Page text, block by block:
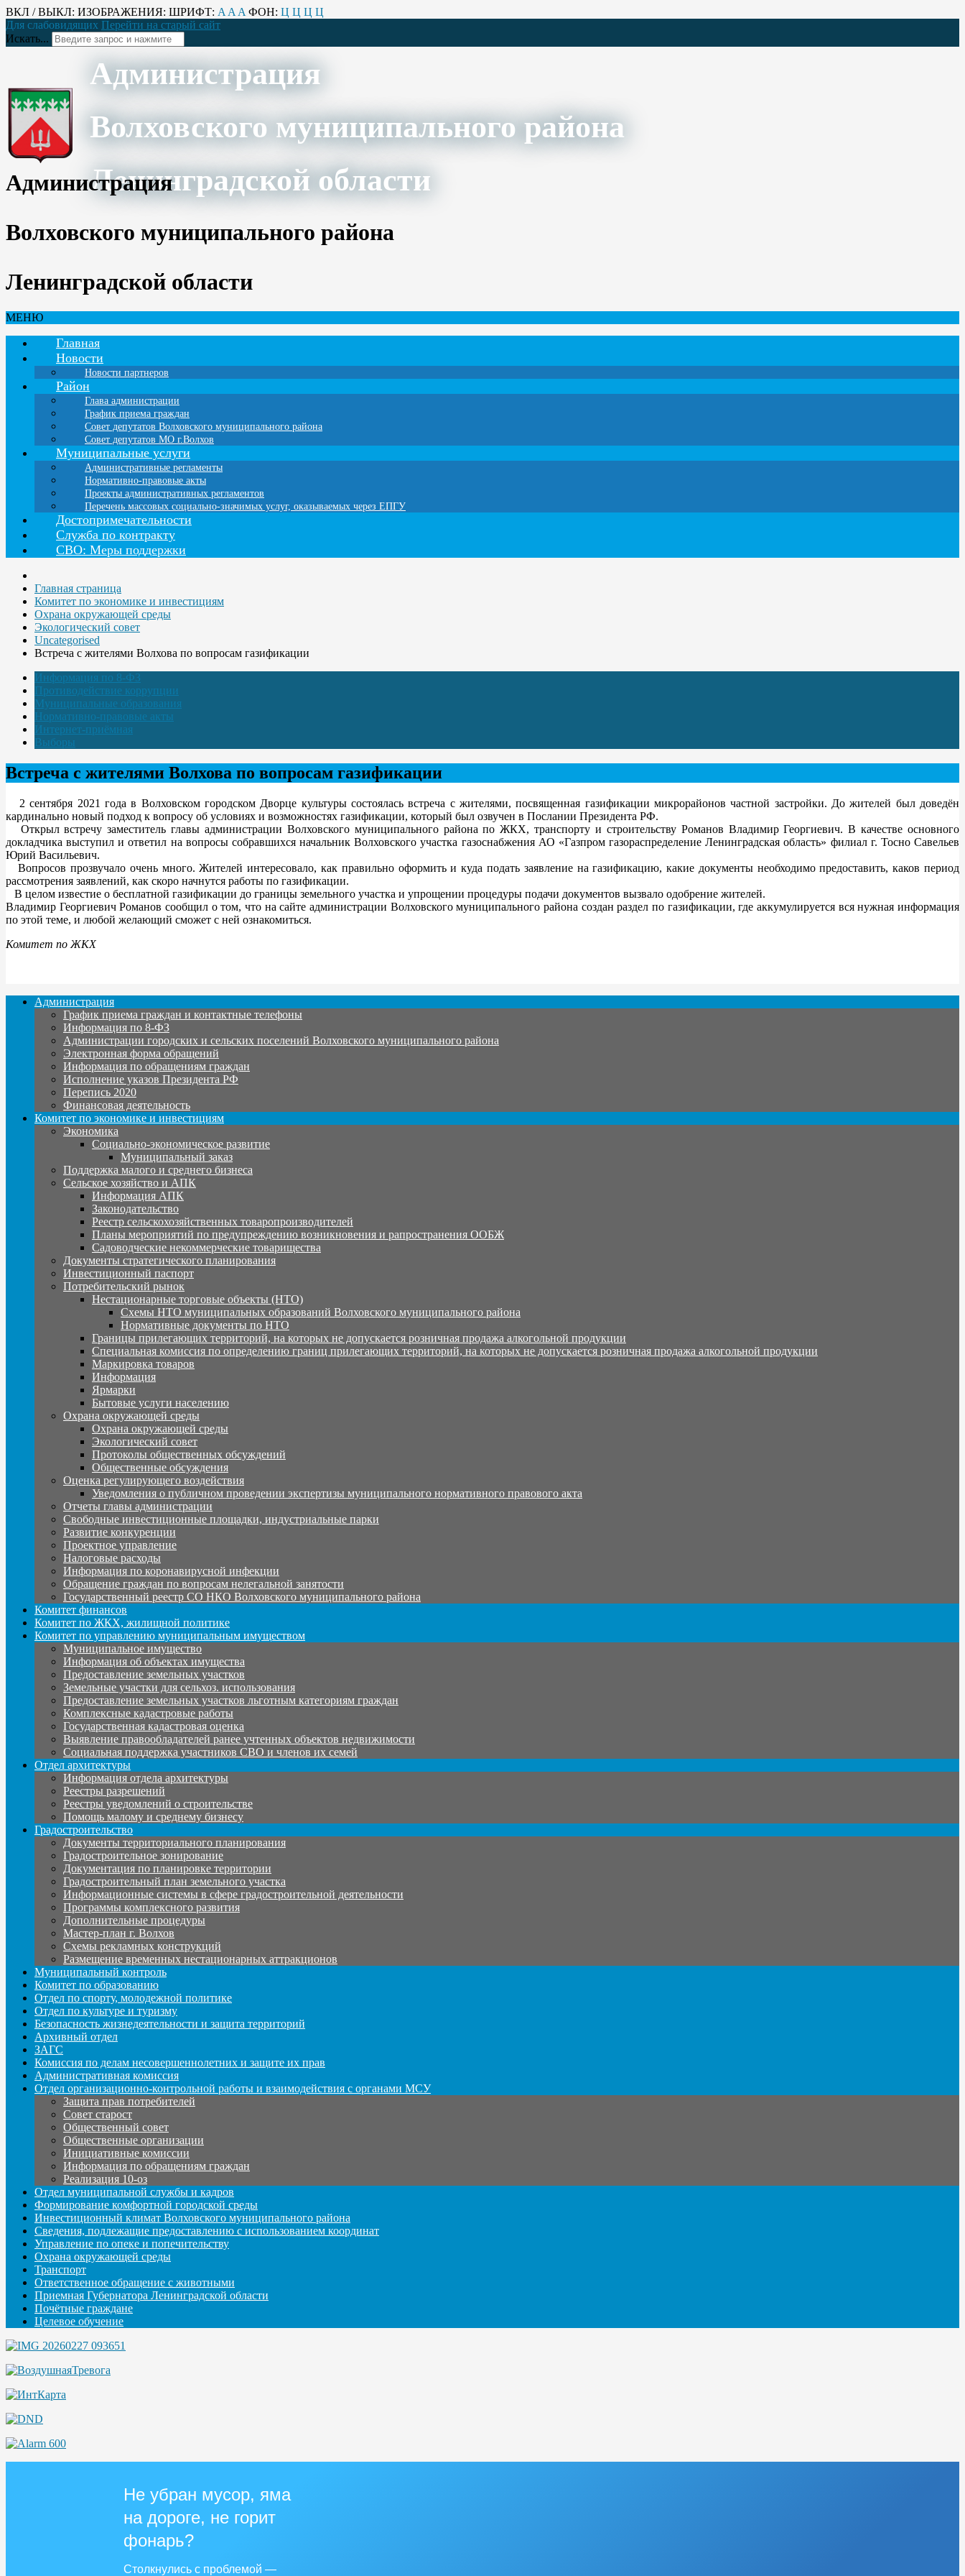
ВКЛ / ВЫКЛ: ИЗОБРАЖЕНИЯ: ШРИФТ: A A A ФОН: Ц Ц Ц Ц
Для слабовидящих Перейти на старый сайт
Искать...
Администрация
Волховского муниципального района
Ленинградской области
Администрация
Волховского муниципального района
Ленинградской области
МЕНЮ
Главная
Новости
Новости партнеров
Район
Глава администрации
График приема граждан
Совет депутатов Волховского муниципального района
Совет депутатов МО г.Волхов
Муниципальные услуги
Административные регламенты
Нормативно-правовые акты
Проекты административных регламентов
Перечень массовых социально-значимых услуг, оказываемых через ЕПГУ
Достопримечательности
Служба по контракту
СВО: Меры поддержки
Главная страница
Комитет по экономике и инвестициям
Охрана окружающей среды
Экологический совет
Uncategorised
Встреча с жителями Волхова по вопросам газификации
Информация по 8-ФЗ
Противодействие коррупции
Муниципальные образования
Нормативно-правовые акты
Интернет-приёмная
Выборы
Встреча с жителями Волхова по вопросам газификации
2 сентября 2021 года в Волховском городском Дворце культуры состоялась встреча с жителями, посвященная газификации микрорайонов частной застройки. До жителей был доведён
кардинально новый подход к вопросу об условиях и возможностях газификации, который был озвучен в Послании Президента РФ.
Открыл встречу заместитель главы администрации Волховского муниципального района по ЖКХ, транспорту и строительству Романов Владимир Георгиевич. В качестве основного
докладчика выступил и ответил на вопросы собравшихся начальник Волховского участка газоснабжения АО «Газпром газораспределение Ленинградская область» филиал г. Тосно Савельев
Юрий Васильевич.
Вопросов прозвучало очень много. Жителей интересовало, как правильно оформить и куда подать заявление на газификацию, какие документы необходимо предоставить, каков период
рассмотрения заявлений, как скоро начнутся работы по газификации.
В целом известие о бесплатной газификации до границы земельного участка и упрощении процедуры подачи документов вызвало одобрение жителей.
Владимир Георгиевич Романов сообщил о том, что на сайте администрации Волховского муниципального района создан раздел по газификации, где аккумулируется вся нужная информация
по этой теме, и любой желающий сможет с ней ознакомиться.
Комитет по ЖКХ
Администрация
График приема граждан и контактные телефоны
Информация по 8-ФЗ
Администрации городских и сельских поселений Волховского муниципального района
Электронная форма обращений
Информация по обращениям граждан
Исполнение указов Президента РФ
Перепись 2020
Финансовая деятельность
Комитет по экономике и инвестициям
Экономика
Социально-экономическое развитие
Муниципальный заказ
Поддержка малого и среднего бизнеса
Сельское хозяйство и АПК
Информация АПК
Законодательство
Реестр сельскохозяйственных товаропроизводителей
Планы мероприятий по предупреждению возникновения и рапространения ООБЖ
Садоводческие некоммерческие товарищества
Документы стратегического планирования
Инвестиционный паспорт
Потребительский рынок
Нестационарные торговые объекты (НТО)
Схемы НТО муниципальных образований Волховского муниципального района
Нормативные документы по НТО
Границы прилегающих территорий, на которых не допускается розничная продажа алкогольной продукции
Специальная комиссия по определению границ прилегающих территорий, на которых не допускается розничная продажа алкогольной продукции
Маркировка товаров
Информация
Ярмарки
Бытовые услуги населению
Охрана окружающей среды
Охрана окружающей среды
Экологический совет
Протоколы общественных обсуждений
Общественные обсуждения
Оценка регулирующего воздействия
Уведомления о публичном проведении экспертизы муниципального нормативного правового акта
Отчеты главы администрации
Свободные инвестиционные площадки, индустриальные парки
Развитие конкуренции
Проектное управление
Налоговые расходы
Информация по коронавирусной инфекции
Обращение граждан по вопросам нелегальной занятости
Государственный реестр СО НКО Волховского муниципального района
Комитет финансов
Комитет по ЖКХ, жилищной политике
Комитет по управлению муниципальным имуществом
Муниципальное имущество
Информация об объектах имущества
Предоставление земельных участков
Земельные участки для сельхоз. использования
Предоставление земельных участков льготным категориям граждан
Комплексные кадастровые работы
Государственная кадастровая оценка
Выявление правообладателей ранее учтенных объектов недвижимости
Социальная поддержка участников СВО и членов их семей
Отдел архитектуры
Информация отдела архитектуры
Реестры разрешений
Реестры уведомлений о строительстве
Помощь малому и среднему бизнесу
Градостроительство
Документы территориального планирования
Градостроительное зонирование
Документация по планировке территории
Градостроительный план земельного участка
Информационные системы в сфере градостроительной деятельности
Программы комплексного развития
Дополнительные процедуры
Мастер-план г. Волхов
Схемы рекламных конструкций
Размещение временных нестационарных аттракционов
Муниципальный контроль
Комитет по образованию
Отдел по спорту, молодежной политике
Отдел по культуре и туризму
Безопасность жизнедеятельности и защита территорий
Архивный отдел
ЗАГС
Комиссия по делам несовершеннолетних и защите их прав
Административная комиссия
Отдел организационно-контрольной работы и взаимодействия с органами МСУ
Защита прав потребителей
Совет старост
Общественный совет
Общественные организации
Инициативные комиссии
Информация по обращениям граждан
Реализация 10-оз
Отдел муниципальной службы и кадров
Формирование комфортной городской среды
Инвестиционный климат Волховского муниципального района
Сведения, подлежащие предоставлению с использованием координат
Управление по опеке и попечительству
Охрана окружающей среды
Транспорт
Ответственное обращение с животными
Приемная Губернатора Ленинградской области
Почётные граждане
Целевое обучение
Не убран мусор, яма
на дороге, не горит
фонарь?
Столкнулись с проблемой —